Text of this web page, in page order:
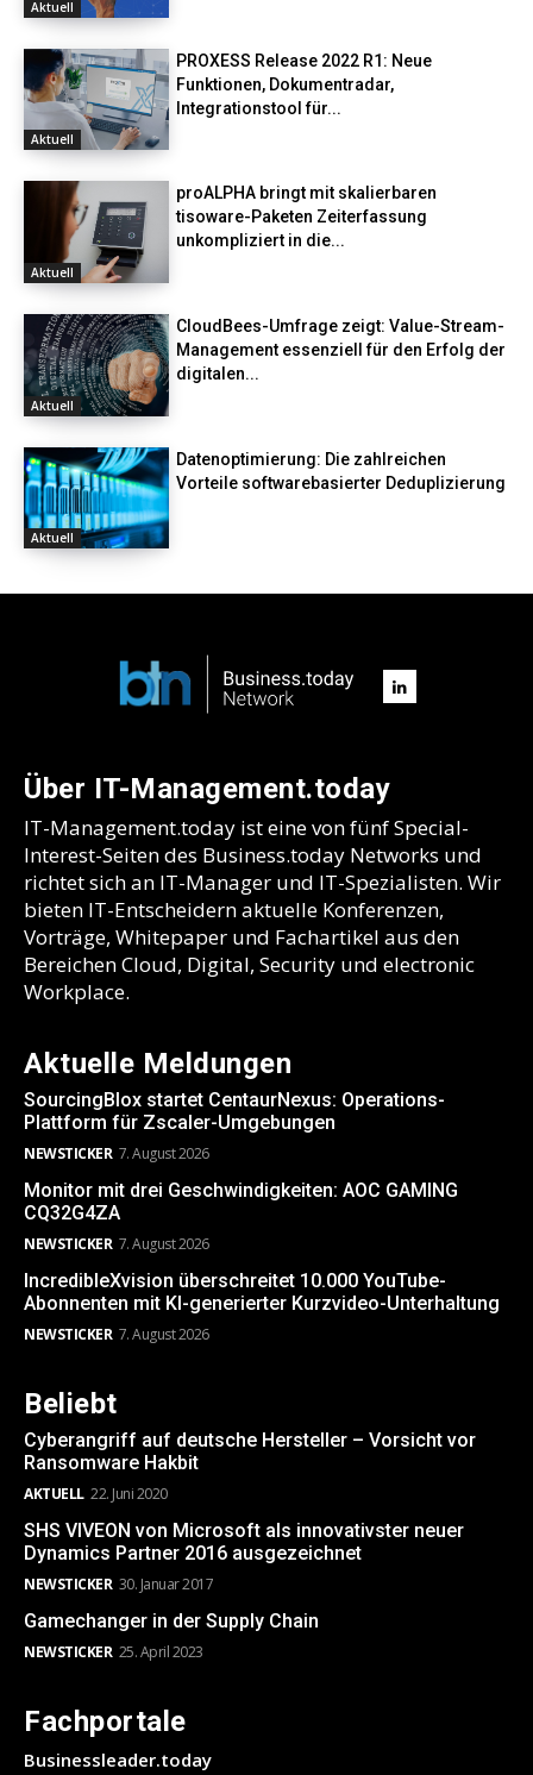
Aktuell
Aktuell
PROXESS Release 2022 R1: Neue
Funktionen, Dokumentradar,
Integrationstool für...
Aktuell
proALPHA bringt mit skalierbaren
tisoware-Paketen Zeiterfassung
unkompliziert in die...
Aktuell
CloudBees-Umfrage zeigt: Value-Stream-
Management essenziell für den Erfolg der
digitalen...
Aktuell
Datenoptimierung: Die zahlreichen
Vorteile softwarebasierter Deduplizierung
Über IT-Management.today
IT-Management.today ist eine von fünf Special-
Interest-Seiten des Business.today Networks und
richtet sich an IT-Manager und IT-Spezialisten. Wir
bieten IT-Entscheidern aktuelle Konferenzen,
Vorträge, Whitepaper und Fachartikel aus den
Bereichen Cloud, Digital, Security und electronic
Workplace.
Aktuelle Meldungen
SourcingBlox startet CentaurNexus: Operations-
Plattform für Zscaler-Umgebungen
NEWSTICKER 7. August 2026
Monitor mit drei Geschwindigkeiten: AOC GAMING
CQ32G4ZA
NEWSTICKER 7. August 2026
IncredibleXvision überschreitet 10.000 YouTube-
Abonnenten mit KI-generierter Kurzvideo-Unterhaltung
NEWSTICKER 7. August 2026
Beliebt
Cyberangriff auf deutsche Hersteller – Vorsicht vor
Ransomware Hakbit
AKTUELL 22. Juni 2020
SHS VIVEON von Microsoft als innovativster neuer
Dynamics Partner 2016 ausgezeichnet
NEWSTICKER 30. Januar 2017
Gamechanger in der Supply Chain
NEWSTICKER 25. April 2023
Fachportale
Businessleader.today